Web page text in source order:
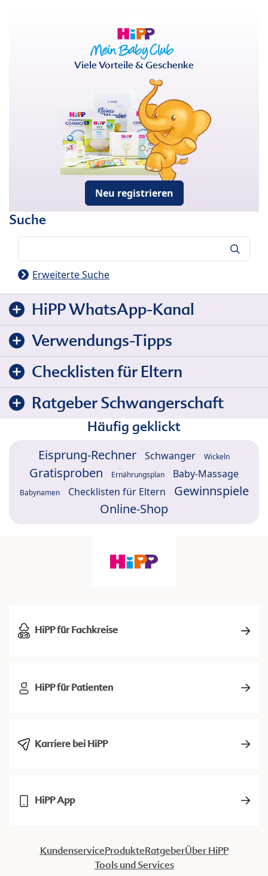
Viele Vorteile & Geschenke
Neu registrieren
Suche
Erweiterte Suche
HiPP WhatsApp-Kanal
Verwendungs-Tipps
Checklisten für Eltern
Ratgeber Schwangerschaft
Häufig geklickt
Eisprung-Rechner Schwanger Wickeln
Gratisproben Ernährungsplan Baby-Massage
Babynamen Checklisten für Eltern
Gewinnspiele
Online-Shop
HiPP für Fachkreise
HiPP für Patienten
Karriere bei HiPP
HiPP App
KundenserviceProdukteRatgeberÜber HiPP
Tools und Services